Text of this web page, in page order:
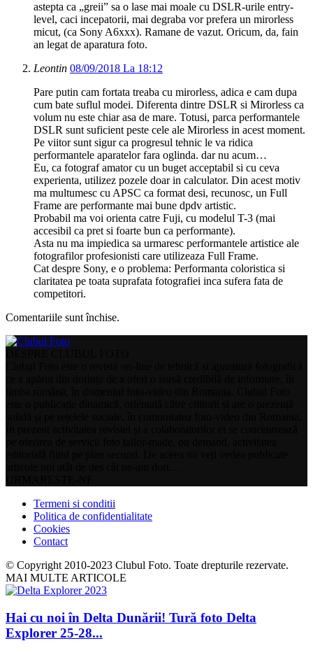
astepta ca „greii” sa o lase mai moale cu DSLR-urile entry-
level, caci incepatorii, mai degraba vor prefera un mirorless
micut, (ca Sony A6xxx). Ramane de vazut. Oricum, da, fain
an legat de aparatura foto.
Leontin 08/09/2018 La 18:12
Pare putin cam fortata treaba cu mirorless, adica e cam dupa
cum bate suflul modei. Diferenta dintre DSLR si Mirorless ca
volum nu este chiar asa de mare. Totusi, parca performantele
DSLR sunt suficient peste cele ale Mirorless in acest moment.
Pe viitor sunt sigur ca progresul tehnic le va ridica
performantele aparatelor fara oglinda. dar nu acum…
Eu, ca fotograf amator cu un buget acceptabil si cu ceva
experienta, utilizez pozele doar in calculator. Din acest motiv
ma multumesc cu APSC ca format desi, recunosc, un Full
Frame are performante mai bune dpdv artistic.
Probabil ma voi orienta catre Fuji, cu modelul T-3 (mai
accesibil ca pret si foarte bun ca performante).
Asta nu ma impiedica sa urmaresc performantele artistice ale
fotografilor profesionisti care utilizeaza Full Frame.
Cat despre Sony, e o problema: Performanta coloristica si
claritatea pe toata suprafata fotografiei inca sufera fata de
competitori.
Comentariile sunt închise.
Termeni si conditii
Politica de confidentialitate
Cookies
Contact
© Copyright 2010-2023 Clubul Foto. Toate drepturile rezervate.
MAI MULTE ARTICOLE
Hai cu noi în Delta Dunării! Tură foto Delta
Explorer 25-28...